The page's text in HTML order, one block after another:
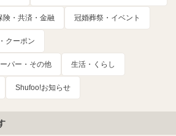
険・共済・金融 冠婚葬祭・イベント
クーポン
パー・その他 生活・くらし
Shufoo!お知らせ